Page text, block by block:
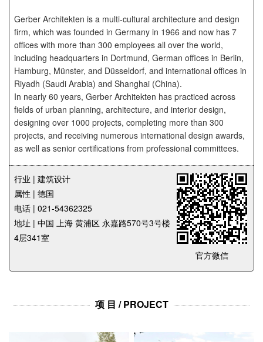
企业招聘
企业会员
关于投稿
广告投放
关于我们
Gerber Architekten is a multi-cultural architecture and design
firm, which was founded in Germany in 1966 and now has 7
offices with more than 300 employees all over the world,
including headquarters in Dortmund, German offices in Berlin,
Hamburg, Münster, and Düsseldorf, and international offices in
Riyadh (Saudi Arabia) and Shanghai (China).
In nearly 60 years, Gerber Architekten has practiced across
fields of urban planning, architecture, and interior design,
designing over 1000 projects, completing more than 300
projects, and receiving numerous international design awards,
as well as senior certifications from professional committees.
官方微信
行业 | 建筑设计
属性 | 德国
电话 | 021-54362325
地址 | 中国 上海 黄浦区 永嘉路570号3号楼
4层341室
项 目 / PROJECT